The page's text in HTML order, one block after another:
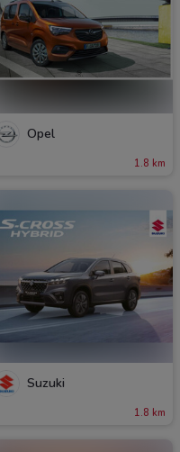
Opel
1.8 km
Suzuki
1.8 km